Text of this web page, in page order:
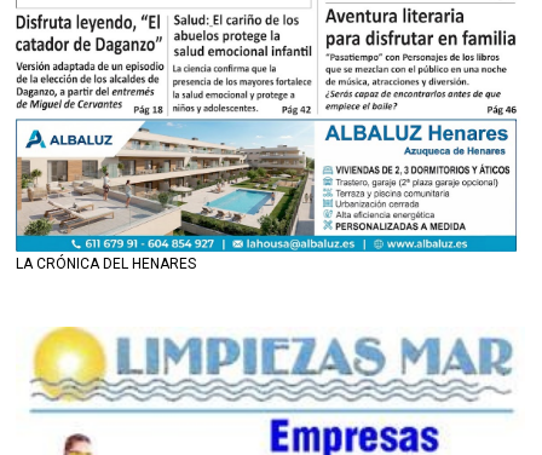
LA CRÓNICA DEL HENARES